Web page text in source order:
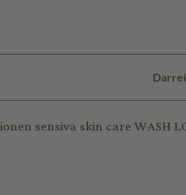
sensiva skin care WASH